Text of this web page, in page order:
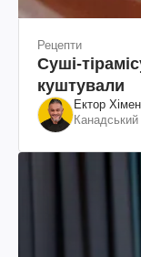
Рецепти
Суші-
куштували
Ектор